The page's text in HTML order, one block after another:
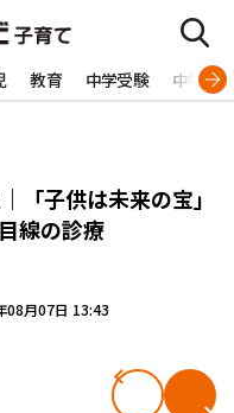
教育 中学受験 中学生
「子供は未来の宝」
線の診療
08月07日 13:43